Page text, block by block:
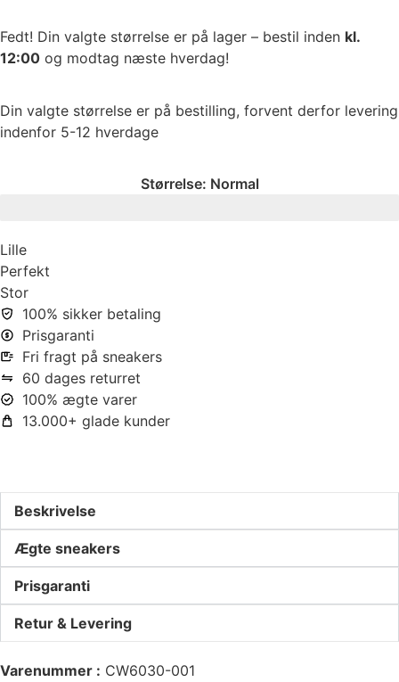
Fedt! Din valgte størrelse er på lager – bestil inden kl.
12:00 og modtag næste hverdag!
Din valgte størrelse er på bestilling, forvent derfor levering
indenfor 5-12 hverdage
Størrelse: Normal
Lille
Perfekt
Stor
100% sikker betaling
Prisgaranti
Fri fragt på sneakers
60 dages returret
100% ægte varer
13.000+ glade kunder
Beskrivelse
Ægte sneakers
Prisgaranti
Retur & Levering
Varenummer
CW6030-001